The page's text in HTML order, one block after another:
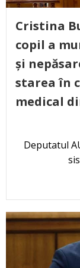
Cristina
copil a
și
starea în
medical
Deputatul